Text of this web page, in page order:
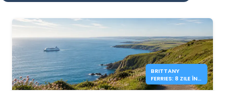
BRITTANY
FERRIES: 8 ZILE ÎN
IRLANDA DE LA